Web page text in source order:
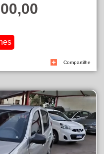
Compartilhe